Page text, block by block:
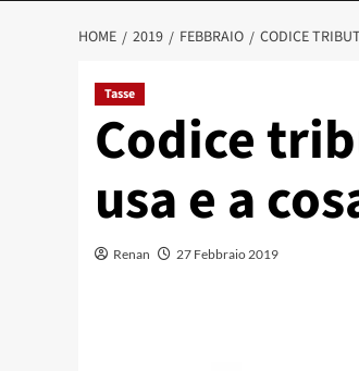
HOME 2019 FEBBRAIO CODICE
Tasse
Codice
usa e a
Renan 27 Febbraio 2019